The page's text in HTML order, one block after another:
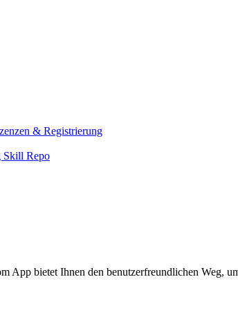
& Registrierung
Skill Repo
bietet Ihnen den benutzerfreundlichen Weg,